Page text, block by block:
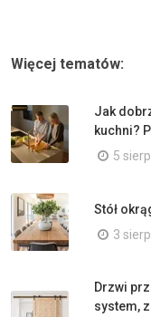
Więcej tematów:
Jak
kuchni?
5
Stół
3
Drzwi
system,